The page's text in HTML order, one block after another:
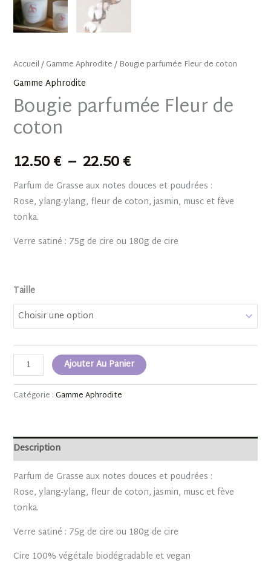
Accueil/Gamme Aphrodite/ Bougie parfumée Fleur de coton
Gamme Aphrodite
Bougie parfumée Fleur de
coton
12.50€ – 22.50€
Parfum de Grasse aux notes douces et poudrées :
Rose, ylang-ylang, fleur de coton, jasmin, musc et fève
tonka.
Verre satiné : 75g de cire ou 180g de cire
Taille
Ajouter Au Panier
Catégorie :Gamme Aphrodite
Description
Parfum de Grasse aux notes douces et poudrées :
Rose, ylang-ylang, fleur de coton, jasmin, musc et fève
tonka.
Verre satiné : 75g de cire ou 180g de cire
Cire 100% végétale biodégradable et vegan